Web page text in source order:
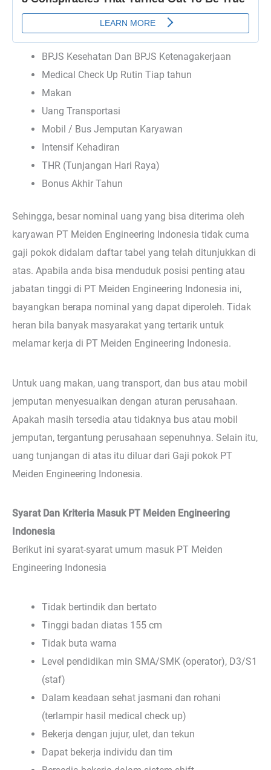
BPJS Kesehatan Dan BPJS Ketenagakerjaan
Medical Check Up Rutin Tiap tahun
Makan
Uang Transportasi
Mobil / Bus Jemputan Karyawan
Intensif Kehadiran
THR (Tunjangan Hari Raya)
Bonus Akhir Tahun
Sehingga, besar nominal uang yang bisa diterima oleh
karyawan PT Meiden Engineering Indonesia tidak cuma
gaji pokok didalam daftar tabel yang telah ditunjukkan di
atas. Apabila anda bisa menduduk posisi penting atau
jabatan tinggi di PT Meiden Engineering Indonesia ini,
bayangkan berapa nominal yang dapat diperoleh. Tidak
heran bila banyak masyarakat yang tertarik untuk
melamar kerja di PT Meiden Engineering Indonesia.
Untuk uang makan, uang transport, dan bus atau mobil
jemputan menyesuaikan dengan aturan perusahaan.
Apakah masih tersedia atau tidaknya bus atau mobil
jemputan, tergantung perusahaan sepenuhnya. Selain itu,
uang tunjangan di atas itu diluar dari Gaji pokok PT
Meiden Engineering Indonesia.
Syarat Dan Kriteria Masuk PT Meiden Engineering
Indonesia
Berikut ini syarat-syarat umum masuk PT Meiden
Engineering Indonesia
Tidak bertindik dan bertato
Tinggi badan diatas 155 cm
Tidak buta warna
Level pendidikan min SMA/SMK (operator), D3/S1
(staf)
Dalam keadaan sehat jasmani dan rohani
(terlampir hasil medical check up)
Bekerja dengan jujur, ulet, dan tekun
Dapat bekerja individu dan tim